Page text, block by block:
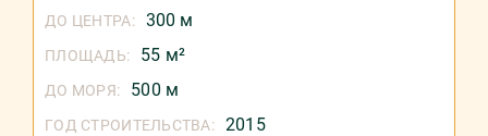
ДО ЦЕНТРА: 300 м
ПЛОЩАДЬ: 55 м²
ДО МОРЯ: 500 м
ГОД СТРОИТЕЛЬСТВА: 2015